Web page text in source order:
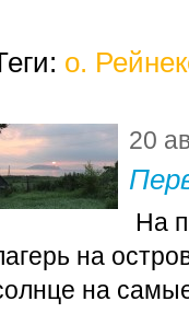
о.
20
На
на
на